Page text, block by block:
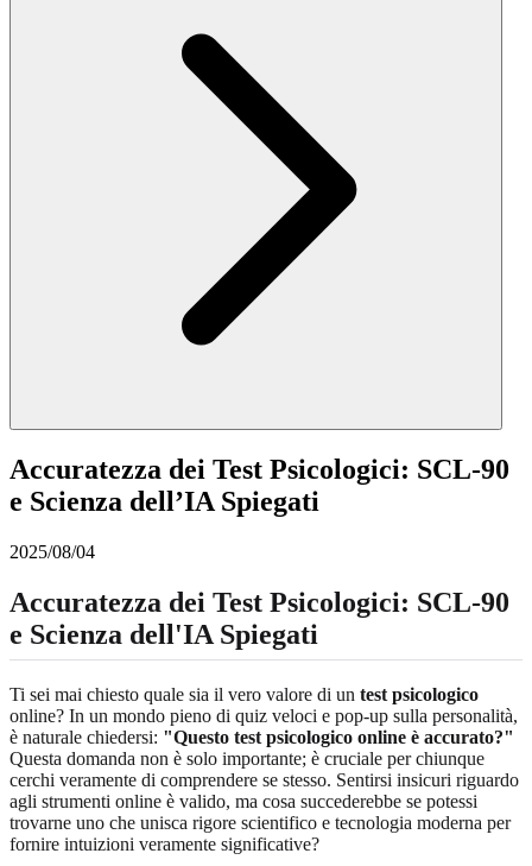
Accuratezza dei Test Psicologici: SCL-90
e Scienza dell’IA Spiegati
2025/08/04
Accuratezza dei Test Psicologici: SCL-90
e Scienza dell'IA Spiegati
Ti sei mai chiesto quale sia il vero valore di un test psicologico
online? In un mondo pieno di quiz veloci e pop-up sulla personalità,
è naturale chiedersi: "Questo test psicologico online è accurato?"
Questa domanda non è solo importante; è cruciale per chiunque
cerchi veramente di comprendere se stesso. Sentirsi insicuri riguardo
agli strumenti online è valido, ma cosa succederebbe se potessi
trovarne uno che unisca rigore scientifico e tecnologia moderna per
fornire intuizioni veramente significative?